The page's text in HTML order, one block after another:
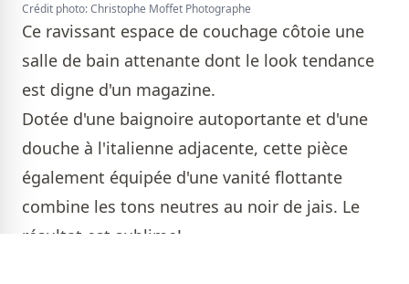
Crédit photo: Christophe Moffet Photographe
Ce ravissant espace de couchage côtoie une
salle de bain attenante dont le look tendance
est digne d'un magazine.
Dotée d'une baignoire autoportante et d'une
douche à l'italienne adjacente, cette pièce
également équipée d'une vanité flottante
combine les tons neutres au noir de jais. Le
résultat est sublime!